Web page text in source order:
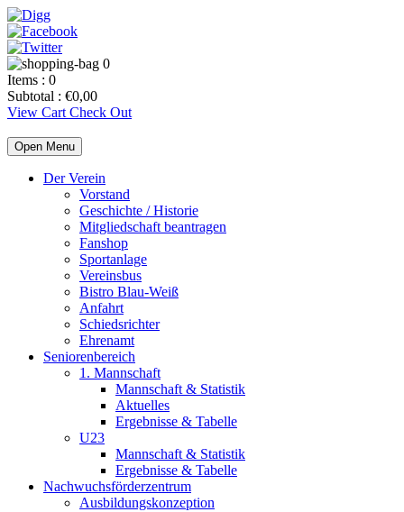
0
Items : 0
Subtotal : €0,00
View Cart Check Out
Open Menu
Der Verein
Vorstand
Geschichte / Historie
Mitgliedschaft beantragen
Fanshop
Sportanlage
Vereinsbus
Bistro Blau-Weiß
Anfahrt
Schiedsrichter
Ehrenamt
Seniorenbereich
1. Mannschaft
Mannschaft & Statistik
Aktuelles
Ergebnisse & Tabelle
U23
Mannschaft & Statistik
Ergebnisse & Tabelle
Nachwuchsförderzentrum
Ausbildungskonzeption